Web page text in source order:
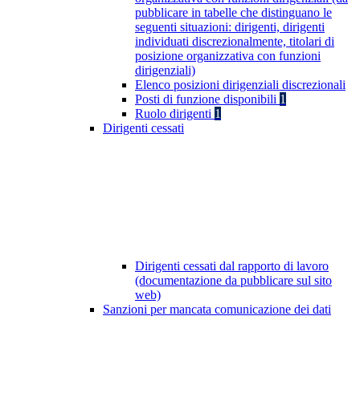
pubblicare in tabelle che distinguano le
seguenti situazioni: dirigenti, dirigenti
individuati discrezionalmente, titolari di
posizione organizzativa con funzioni
dirigenziali)
Elenco posizioni dirigenziali discrezionali
Posti di funzione disponibili 1
Ruolo dirigenti 1
Dirigenti cessati
Dirigenti cessati dal rapporto di lavoro
(documentazione da pubblicare sul sito
web)
Sanzioni per mancata comunicazione dei dati